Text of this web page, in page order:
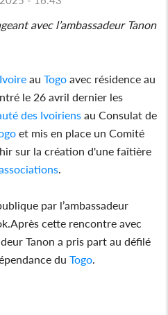
avec l’ambassadeur Tanon
auTogo avec résidence au
le 26 avril dernier les
des Ivoiriens au Consulat de
et mis en place un Comité
sur la création d'une faîtière
par l’ambassadeur
cette rencontre avec
Tanon a pris part au défilé
duTogo